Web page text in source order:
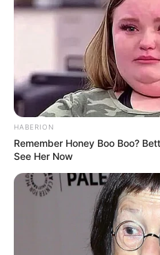
HABERION
Remember Honey Boo Boo?
See Her Now